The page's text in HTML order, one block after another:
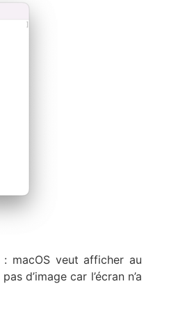
: macOS veut afficher au
d’image car l’écran n’a